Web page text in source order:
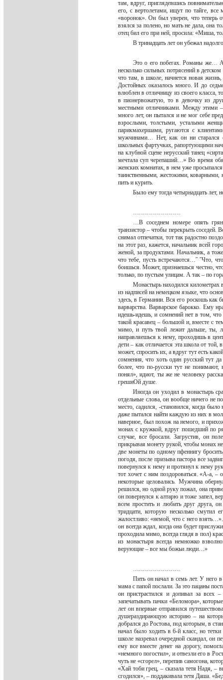
там, вдруг, приглядевшись
его, с вертолетами, ищут по тайге,
«воронок». Он был уверен, что теперь
взялся за полено, но мать не дала, она
отец бил его при ней, просила: «Миша,
В тринадцать лет он убежал
Это о его побегах. Романы же…
несколько сильных потрясений в
что там, в школе, начнется новая
Достойных оказалось много. И до
влюблен в отличницу из своего класса,
в пионервожатую, то в девочку из
местными отличниками. Между этими
много лет, он пытался и не мог себе
взрослыми, толстыми, усталыми
парикмахершами, ругаются с
мужчинами… Нет, как он ни старался
школьных фартучках, рапортующими
на клубной сцене нерусский танец
мечтала суп черепаший…» Во время
женских комнатах, в нем уже
таинственными, жестокими,
пить и курить.
Было ему тогда четырнадцать лет,
……………………
…В соседнем номере опять
транзистор – чтобы перекрыть соседей.
снимал отпечатки, тот так радостно
на этот раз, кажется, начальник всей
женой, за продуктами. Начальник, а
что тебе, пусть встречаются…˝ ˝Что,
боишься. Может, признаешься честно,
только, по пустым улицам. А так – по
Монастырь находился километрах
из надписей на немецком языке, что
здесь, в Германии. Вся его роскошь как
варварства. Варварское барокко. Ему
идешь-идешь, и сомнений нет в том,
такой красавец – большой и, вместе с
мимо, и путь твой лежит дальше, ты,
направляешься к нему, проходишь в
дети – как отличается эта школа от
может, спросить их, а вдруг тут есть
сомнения, что хоть один русский тут
более, что по-русски тут не
понял», идиот, ты же не человеку
грешнОй душе.
Иногда он уходил в монастырь
отдельные слова, он вообще ничего не
место, садился, -становился, когда
даже пытался найти каждую из них в
наверное, был похож на немого, и
монах с кружкой, вдруг пошедший по
случае, все бросали. Загрустив, он
прикрывая монету рукой, чтобы монах
две монеты по одному пфеннигу
погодя, после призыва пастора все
повернулся к нему и протянул к нему
тот хочет с ним поздороваться. «А-а, –
некоторые целовались. Мужчина
решился, но одной руку пожал, она
он повернулся к алтарю и тоже запел,
всем простить и любить друг друга,
тридцати, которую несколько смутил
жалостливо: «немой, что с него
он всегда ждал, когда она будет
проходила мимо, всегда глядя в пол)
из монастыря всегда немножко
верующие – все мы божьи люди…»
……………………
Пить он начал в семь лет. У него
мама с папой послали. За это пацаны
он пристрастился и допивал за всех
запечатывать пачки «Беломора»,
лет он впервые отправился
душераздирающую историю – на
добрался до Ростова, под которым, в
начал было ходить в 6-й класс, но
школе назревал очередной скандал, он
ему все вместе денег на дорогу,
«немного погостил», и отвезли его в
чуть не «сгорел», перепив самогона,
«Хай тоби грец, – сказала тетя Надя, –
сгодился», – поддакивала тетя Даша.